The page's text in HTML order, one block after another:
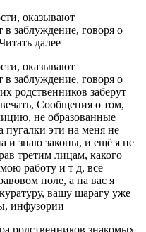
оказывают
в заблуждение, говоря о
далее
оказывают
в заблуждение, говоря о
родственников заберут
Сообщения о том,
не образованные
пугалки эти на меня не
и знаю законы, и ещё я не
третим лицам, какого
работу и т д, все
поле, а на вас я
вашу шарагу уже
инфузории
родственников,знакомых,